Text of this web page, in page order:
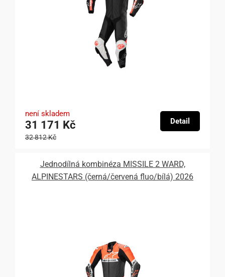
není skladem
31 171 Kč
32 812 Kč
Detail
Jednodílná kombinéza MISSILE 2 WARD,
ALPINESTARS (černá/červená fluo/bílá) 2026